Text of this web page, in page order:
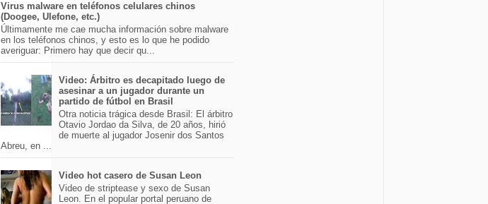
Virus malware en teléfonos celulares chinos
(Doogee, Ulefone, etc.)
Últimamente me cae mucha información sobre malware
en los teléfonos chinos, y esto es lo que he podido
averiguar: Primero hay que decir qu...
Video: Árbitro es decapitado luego de
asesinar a un jugador durante un
partido de fútbol en Brasil
Otra noticia trágica desde Brasil: El árbitro
Otavio Jordao da Silva, de 20 años, hirió
de muerte al jugador Josenir dos Santos
Abreu, en ...
Video hot casero de Susan Leon
Video de striptease y sexo de Susan
Leon. En el popular portal peruano de